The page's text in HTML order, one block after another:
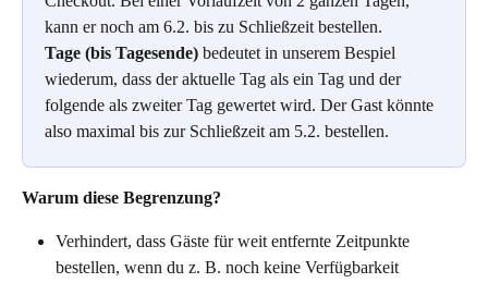
kann er noch am 6.2. bis zu Schließzeit bestellen.
Tage (bis Tagesende) bedeutet in unserem Bespiel
wiederum, dass der aktuelle Tag als ein Tag und der
folgende als zweiter Tag gewertet wird. Der Gast könnte
also maximal bis zur Schließzeit am 5.2. bestellen.
Warum diese Begrenzung?
Verhindert, dass Gäste für weit entfernte Zeitpunkte
bestellen, wenn du z. B. noch keine Verfügbarkeit